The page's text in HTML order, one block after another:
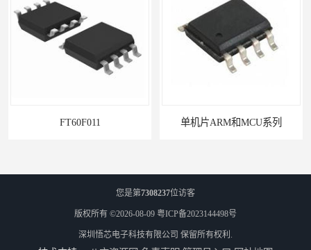
FT60F011 单机片ARM和MCU系列
您是第7308237位访客
版权所有 ©2026-08-09 粤ICP备2023144498号
深圳悟芯电子科技有限公司 保留所有权利.